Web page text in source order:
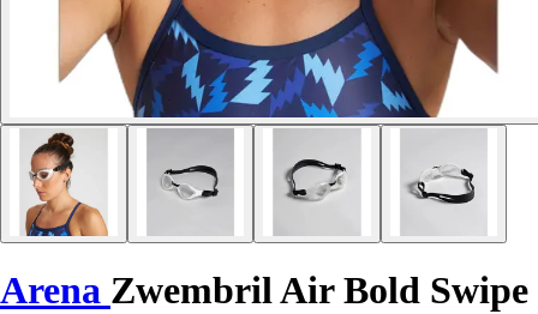
Arena Zwembril Air Bold Swipe